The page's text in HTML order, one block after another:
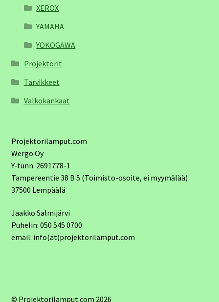
XEROX
YAMAHA
YOKOGAWA
Projektorit
Tarvikkeet
Valkokankaat
Projektorilamput.com
Wergo Oy
Y-tunn. 2691778-1
Tampereentie 38 B 5 (Toimisto-osoite, ei myymälää)
37500 Lempäälä
Jaakko Salmijärvi
Puhelin: 050 545 0700
email: info(ät)projektorilamput.com
© Projektorilamput.com 2026